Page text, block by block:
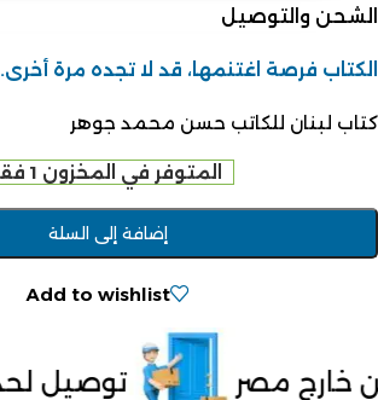
الشحن والتوصيل
الكتاب فرصة اغتنمها، قد لا تجده مرة أخرى.
كتاب لبنان للكاتب حسن محمد جوهر
المتوفر في المخزون 1 فقط
إضافة إلى السلة
Add to wishlist
توصيل لحد باب البيت